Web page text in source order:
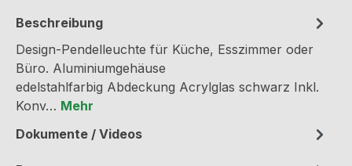
Beschreibung
Design-Pendelleuchte für Küche, Esszimmer oder
Büro. Aluminiumgehäuse
edelstahlfarbig Abdeckung Acrylglas schwarz Inkl.
Konv… Mehr
Dokumente / Videos